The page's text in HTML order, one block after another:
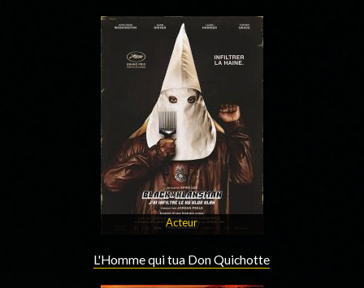
Acteur
L'Homme qui tua Don Quichotte